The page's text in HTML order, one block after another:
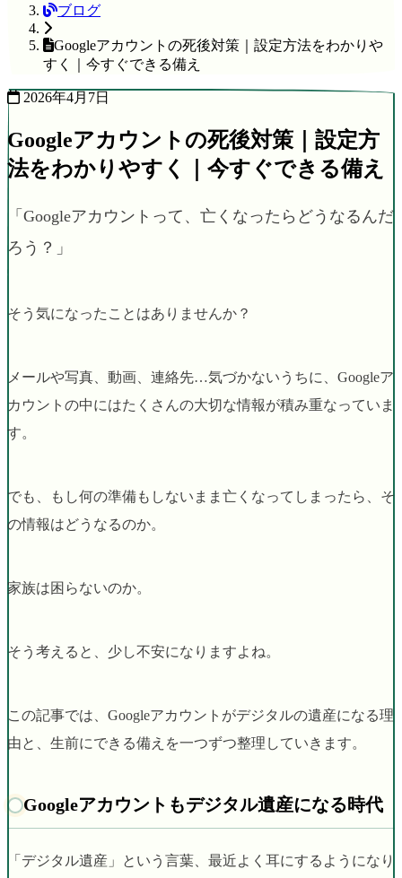
ブログ
Googleアカウントの死後対策｜設定方法をわかりや
すく｜今すぐできる備え
2026年4月7日
Googleアカウントの死後対策｜設定方
法をわかりやすく｜今すぐできる備え
「Googleアカウントって、亡くなったらどうなるんだ
ろう？」
そう気になったことはありませんか？
メールや写真、動画、連絡先…気づかないうちに、Googleア
カウントの中にはたくさんの大切な情報が積み重なっていま
す。
でも、もし何の準備もしないまま亡くなってしまったら、そ
の情報はどうなるのか。
家族は困らないのか。
そう考えると、少し不安になりますよね。
この記事では、Googleアカウントがデジタルの遺産になる理
由と、生前にできる備えを一つずつ整理していきます。
Googleアカウントもデジタル遺産になる時代
「デジタル遺産」という言葉、最近よく耳にするようになり